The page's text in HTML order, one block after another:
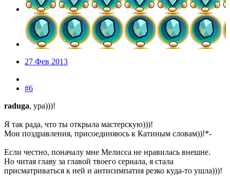
27 Фев 2013
#6
raduga, ура)))!
Я так рада, что ты открыла мастерскую)))!
Мои поздравления, присоединяюсь к Катиным словам))!*-
Если честно, поначалу мне Мелисса не нравилась внешне.
Но читая главу за главой твоего сериала, я стала
присматриваться к ней и антисимпатия резко куда-то ушла)))!